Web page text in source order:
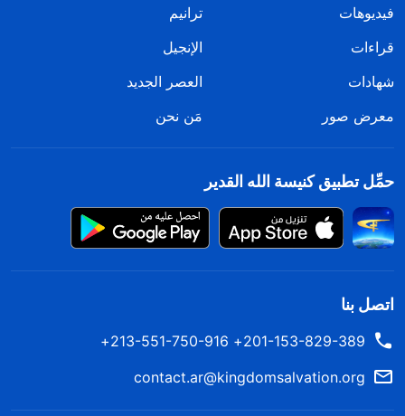
فيديوهات
ترانيم
قراءات
الإنجيل
شهادات
العصر الجديد
معرض صور
مَن نحن
حمِّل تطبيق كنيسة الله القدير
اتصل بنا
201-153-829-389+ 213-551-750-916+
contact.ar@kingdomsalvation.org